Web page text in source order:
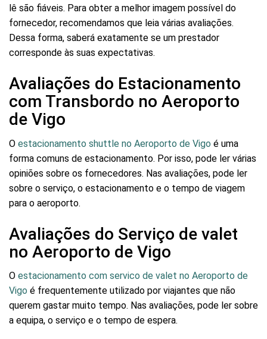
lê são fiáveis. Para obter a melhor imagem possível do
fornecedor, recomendamos que leia várias avaliações.
Dessa forma, saberá exatamente se um prestador
corresponde às suas expectativas.
Avaliações do Estacionamento
com Transbordo no Aeroporto
de Vigo
O estacionamento shuttle no Aeroporto de Vigo é uma
forma comuns de estacionamento. Por isso, pode ler várias
opiniões sobre os fornecedores. Nas avaliações, pode ler
sobre o serviço, o estacionamento e o tempo de viagem
para o aeroporto.
Avaliações do Serviço de valet
no Aeroporto de Vigo
O estacionamento com servico de valet no Aeroporto de
Vigo é frequentemente utilizado por viajantes que não
querem gastar muito tempo. Nas avaliações, pode ler sobre
a equipa, o serviço e o tempo de espera.